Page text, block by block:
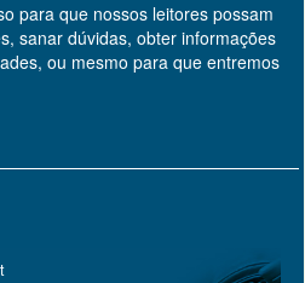
para que nossos leitores possam
sanar dúvidas, obter informações
ou mesmo para que entremos